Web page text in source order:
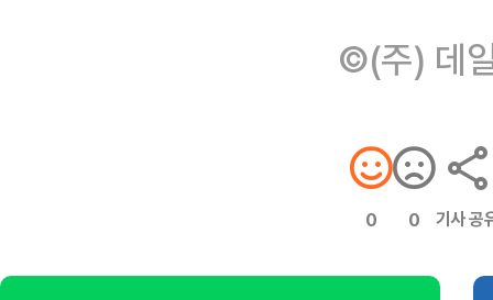
©(주) 데
0 0 기사 공